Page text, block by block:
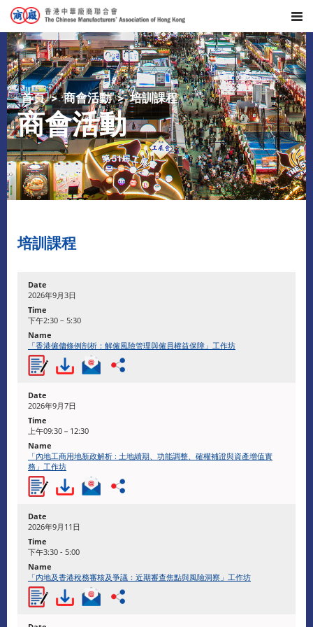
首頁 商會活動 培訓課程
商會活動
培訓課程
2026年9月3日
下午2:30 – 5:30
「香港僱傭條例剖析：解僱風險管理與僱員權益保障」工作坊
2026年9月7日
上午09:30－12:30
「內地工商用地新政解析 : 土地續期、功能調整、確權補證與資產增值實
務」工作坊
2026年9月11日
下午3:30 - 5:00
「内地及香港稅務審核及爭議：近期審查焦點與風險洞察」工作坊